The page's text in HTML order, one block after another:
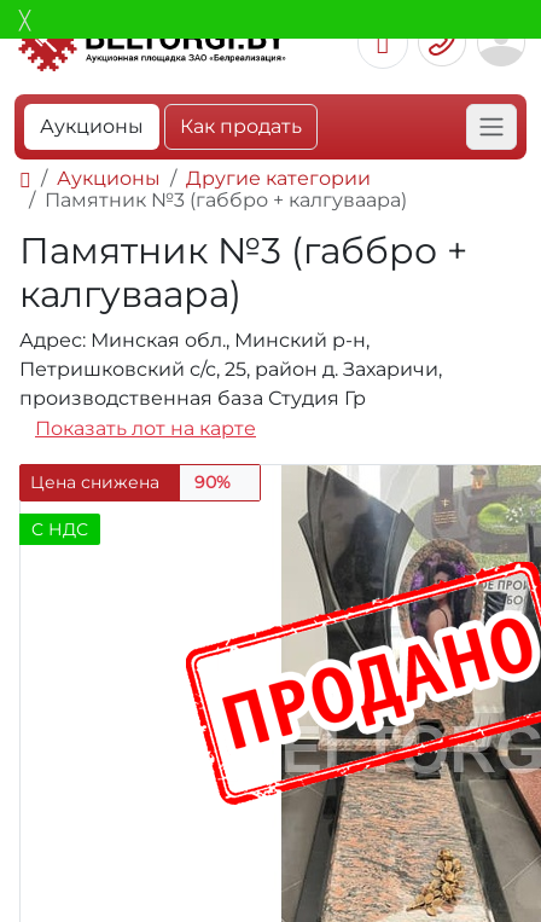
Аукционы Как продать
Аукционы
Другие категории
Памятник №3 (габбро + калгуваара)
Памятник №3 (габбро +
калгуваара)
Адрес: Минская обл., Минский р-н,
Петришковский с/с, 25, район д. Захаричи,
производственная база Студия Гр
Показать лот на карте
Цена снижена 90%
C НДС